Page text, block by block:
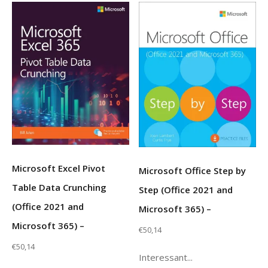
Microsoft Excel Pivot
Table Data Crunching
(Office 2021 and
Microsoft 365) –
€50,14
Microsoft Office Step by
Step (Office 2021 and
Microsoft 365) –
€50,14
Interessant...